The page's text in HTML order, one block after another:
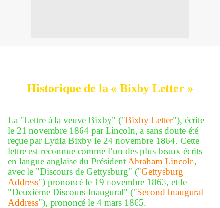
Historique de la « Bixby Letter »
La "Lettre à la veuve Bixby" ("Bixby Letter"), écrite
le 21 novembre 1864 par Lincoln, a sans doute été
reçue par Lydia Bixby le 24 novembre 1864. Cette
lettre est reconnue comme l’un des plus beaux écrits
en langue anglaise du Président Abraham Lincoln,
avec le "Discours de Gettysburg" ("Gettysburg
Address") prononcé le 19 novembre 1863, et le
"Deuxième Discours Inaugural" ("Second Inaugural
Address"), prononcé le 4 mars 1865.